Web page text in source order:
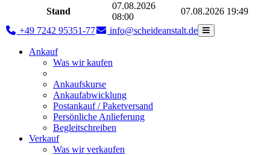
Stand
07.08.2026
08:00
07.08.2026 19:49
+49 7242 95351-77 info@scheideanstalt.de
Ankauf
Was wir kaufen
Ankaufskurse
Ankaufabwicklung
Postankauf / Paketversand
Persönliche Anlieferung
Begleitschreiben
Verkauf
Was wir verkaufen